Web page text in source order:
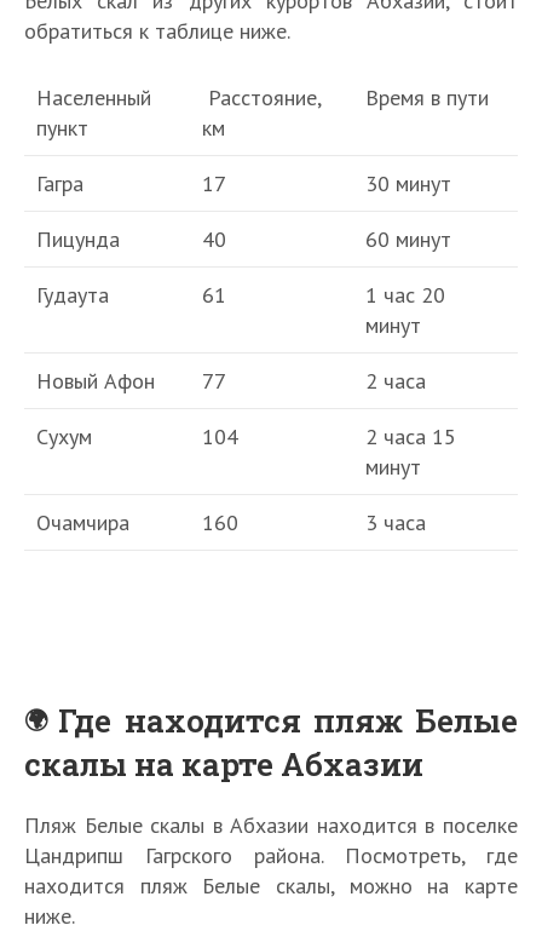
обратиться к таблице ниже.
Населенный
пункт
Расстояние,
км
Время в пути
Гагра 17
30 минут
Пицунда
40
60 минут
Гудаута
61
1 час 20
минут
Новый Афон
77
2 часа
Сухум
104
2 часа 15
минут
Очамчира
160 3 часа
Где находится пляж Белые
скалы на карте Абхазии
Пляж Белые скалы в Абхазии находится в поселке
Цандрипш Гагрского района. Посмотреть, где
находится пляж Белые скалы, можно на карте
ниже.